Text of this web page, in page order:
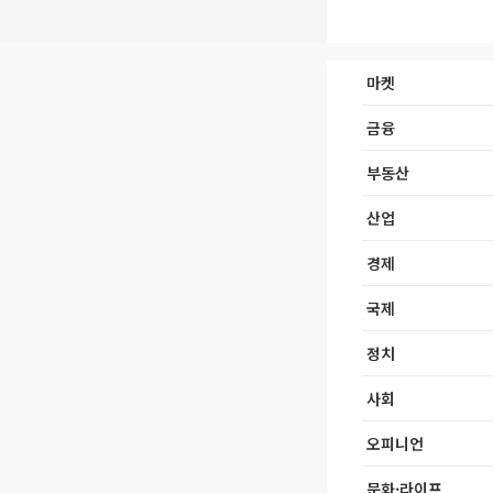
마켓
금융
부동산
산업
경제
국제
정치
사회
오피니언
문화·라이프